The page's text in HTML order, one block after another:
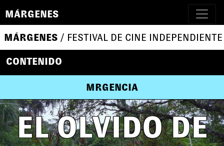
MÁRGENES
MÁRGENES / FESTIVAL DE CINE
CONTENIDO
MRGENCIA
EL OLVIDO DE